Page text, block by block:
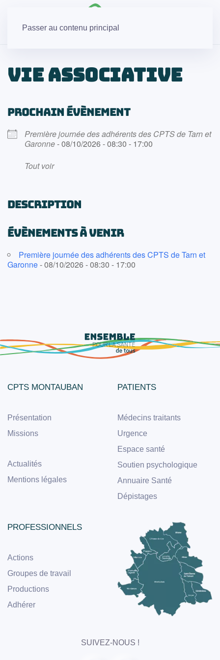
Passer au contenu principal
Vie associative
PROCHAIN ÉVÈNEMENT
Première journée des adhérents des CPTS de Tarn et
Garonne- 08/10/2026 - 08:30 - 17:00
Tout voir
DESCRIPTION
ÉVÈNEMENTS À VENIR
Première journée des adhérents des CPTS de Tarn et
Garonne- 08/10/2026 - 08:30 - 17:00
CPTS MONTAUBAN
Présentation
Missions
Actualités
Mentions légales
PATIENTS
Médecins traitants
Urgence
Espace santé
Soutien psychologique
Annuaire Santé
Dépistages
PROFESSIONNELS
Actions
Groupes de travail
Productions
Adhérer
SUIVEZ-NOUS !